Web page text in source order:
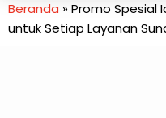
Beranda »Promo Spesial
untuk Setiap Layanan